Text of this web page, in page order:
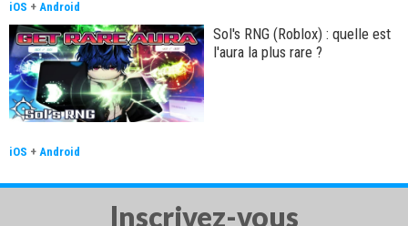
iOS + Android
Sol's RNG (Roblox) : quelle est
l'aura la plus rare ?
iOS + Android
Inscrivez-vous